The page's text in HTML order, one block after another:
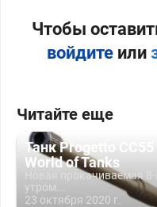
Чтобы
войдитеили
Читайте еще
Танк Progetto CC55
World of Tanks
Новая прокачиваемая
утром...
23 октября 2020 г.